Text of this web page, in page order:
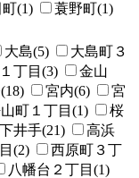
(1)
蓑野町(1)
大島(5)
大島町３
丁目(3)
金山
宮内(6)
宮
町１丁目(1)
桜
下井手(21)
高浜
(2)
西原町３丁
八幡台２丁目(1)